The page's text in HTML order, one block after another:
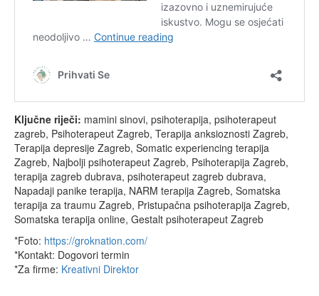
Ključne riječi: mamini sinovi, psihoterapija, psihoterapeut
zagreb, Psihoterapeut Zagreb, Terapija anksioznosti Zagreb,
Terapija depresije Zagreb, Somatic experiencing terapija
Zagreb, Najbolji psihoterapeut Zagreb, Psihoterapija Zagreb,
terapija zagreb dubrava, psihoterapeut zagreb dubrava,
Napadaji panike terapija, NARM terapija Zagreb, Somatska
terapija za traumu Zagreb, Pristupačna psihoterapija Zagreb,
Somatska terapija online, Gestalt psihoterapeut Zagreb
*Foto: https://groknation.com/
*Kontakt: Dogovori termin
*Za firme: Kreativni Direktor